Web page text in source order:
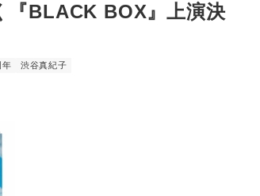
『BLACK BOX』上演決
年 渋谷真紀子